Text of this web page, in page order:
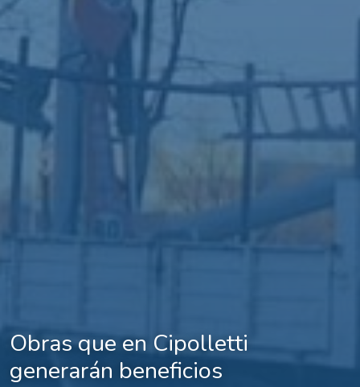
Obras que en Cipolletti
generarán beneficios